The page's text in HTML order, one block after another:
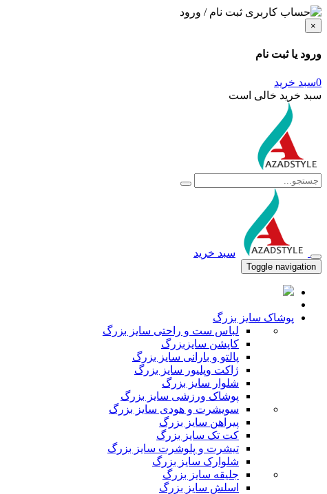
ثبت نام / ورود
×
ورود یا ثبت نام
0سبد خرید
سبد خرید خالی است
سبد خرید
Toggle navigation
پوشاک سایز بزرگ
لباس ست و راحتی سایز بزرگ
کاپشن سایزبزرگ
پالتو و بارانی سایز بزرگ
ژاکت وپلیور سایز بزرگ
شلوار سایز بزرگ
پوشاک ورزشی سایز بزرگ
سویشرت و هودی سایز بزرگ
پیراهن سایز بزرگ
کت تک سایز بزرگ
تیشرت و پلوشرت سایز بزرگ
شلوارک سایز بزرگ
جلیقه سایز بزرگ
اسلش سایز بزرگ